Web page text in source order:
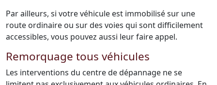
Par ailleurs, si votre véhicule est immobilisé sur une
route ordinaire ou sur des voies qui sont difficilement
accessibles, vous pouvez aussi leur faire appel.
Remorquage tous véhicules
Les interventions du centre de dépannage ne se